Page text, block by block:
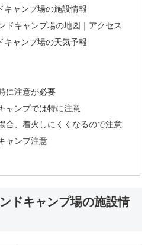
キャンプ場の施設情報
ドキャンプ場の地図｜アクセス
キャンプ場の天気予報
に注意が必要
ャンプでは特に注意
合、着火しにくくなるので注意
ャンプ注意
ドキャンプ場の施設情